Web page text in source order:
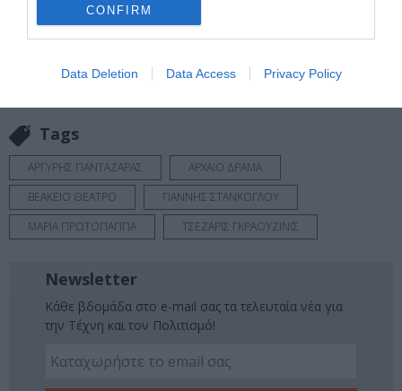
CONFIRM
Data Deletion Data Access Privacy Policy
Δείτε όλα τατελευταία νέα
Πολιτισμό στοCulturenow.gr
Νέοι Διαγωνισμοί
Tags
ΑΡΓΥΡΗΣ ΠΑΝΤΑΖΑΡΑΣ
ΑΡΧΑΙΟ ΔΡΑΜΑ
ΒΕΑΚΕΙΟ ΘΕΑΤΡΟ
ΓΙΑΝΝΗΣ ΣΤΑΝΚΟΓΛΟΥ
ΜΑΡΙΑ ΠΡΩΤΟΠΑΠΠΑ
ΤΣΕΖΑΡΙΣ ΓΚΡΑΟΥΖΙΝΙΣ
Newsletter
Κάθε βδομάδα στο e-mail σας τα τελευταία νέα για
την Τέχνη και τον Πολιτισμό!